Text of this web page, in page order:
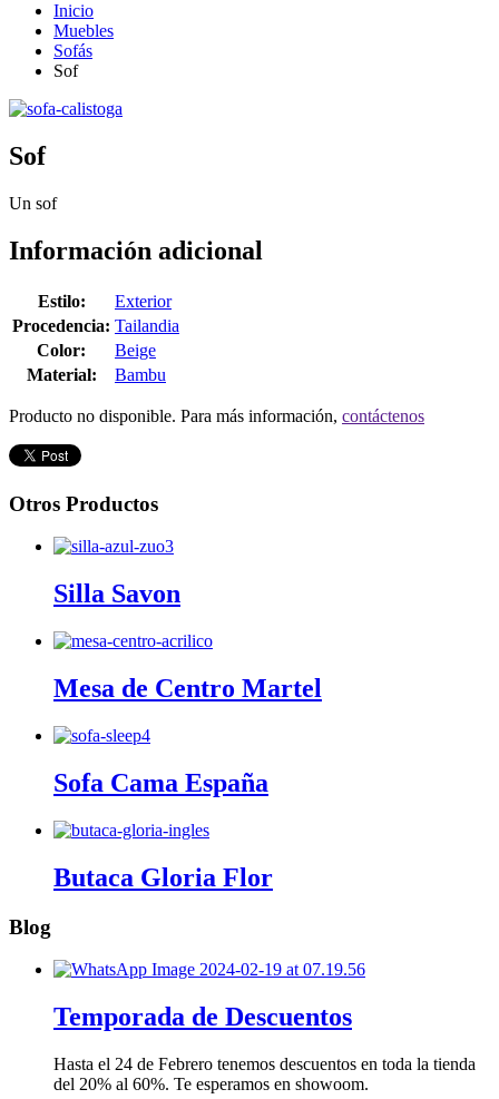
Inicio
Muebles
Sofás
Sof
Sof
Un sof
Información adicional
Estilo:
Exterior
Procedencia: Tailandia
Color:
Beige
Material:
Bambu
Producto no disponible. Para más información, contáctenos
Otros Productos
Silla Savon
Mesa de Centro Martel
Sofa Cama España
Butaca Gloria Flor
Blog
Temporada de Descuentos
Hasta el 24 de Febrero tenemos descuentos en toda la tienda
del 20% al 60%. Te esperamos en showoom.